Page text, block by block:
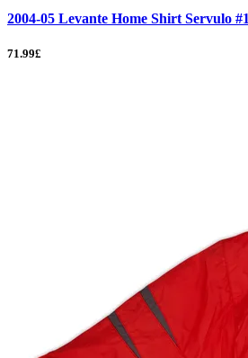
2004-05 Levante Home Shirt Servulo
71.99£